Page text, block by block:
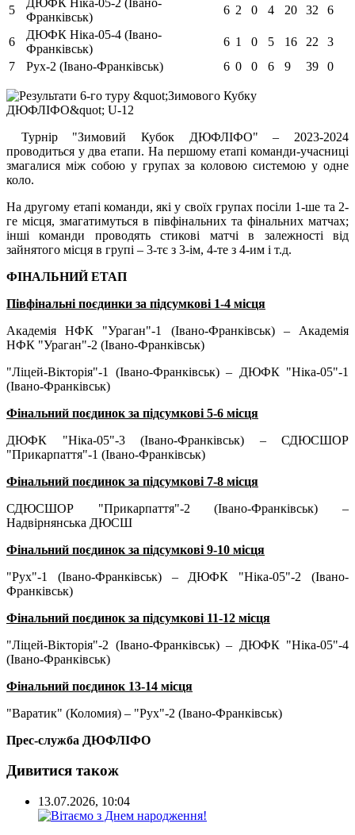
5
Франківськ)
6 2 0 4 20 32 6
6
ДЮФК Ніка-05-4 (Івано-
Франківськ)
6 1 0 5 16 22
3
7
Рух-2 (Івано-Франківськ) 6 0 0 6 9 39 0
Турнір "Зимовий Кубок ДЮФЛІФО" – 2023-2024
проводиться у два етапи. На першому етапі команди-учасниці
змагалися між собою у групах за коловою системою у одне
коло.
На другому етапі команди, які у своїх групах посіли 1-ше та 2-
ге місця, змагатимуться в півфінальних та фінальних матчах;
інші команди проводять стикові матчі в залежності від
зайнятого місця в групі – 3-тє з 3-ім, 4-те з 4-им і т.д.
ФІНАЛЬНИЙ ЕТАП
Півфінальні поєдинки за підсумкові 1-4 місця
Академія НФК "Ураган"-1 (Івано-Франківськ) – Академія
НФК "Ураган"-2 (Івано-Франківськ)
"Ліцей-Вікторія"-1 (Івано-Франківськ) – ДЮФК "Ніка-05"-1
(Івано-Франківськ)
Фінальний поєдинок за підсумкові 5-6 місця
ДЮФК "Ніка-05"-3 (Івано-Франківськ) – СДЮСШОР
"Прикарпаття"-1 (Івано-Франківськ)
Фінальний поєдинок за підсумкові 7-8 місця
СДЮСШОР "Прикарпаття"-2 (Івано-Франківськ) –
Надвірнянська ДЮСШ
Фінальний поєдинок за підсумкові 9-10 місця
"Рух"-1 (Івано-Франківськ) – ДЮФК "Ніка-05"-2 (Івано-
Франківськ)
Фінальний поєдинок за підсумкові 11-12 місця
"Ліцей-Вікторія"-2 (Івано-Франківськ) – ДЮФК "Ніка-05"-4
(Івано-Франківськ)
Фінальний поєдинок 13-14 місця
"Варатик" (Коломия) – "Рух"-2 (Івано-Франківськ)
Прес-служба ДЮФЛІФО
Дивитися також
13.07.2026, 10:04